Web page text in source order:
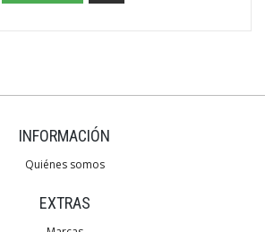
INFORMACIÓN
Quiénes somos
EXTRAS